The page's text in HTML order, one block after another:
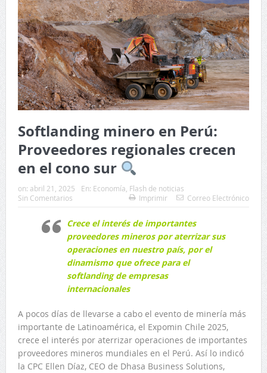
Softlanding minero en Perú:
Proveedores regionales crecen
en el cono sur
on: abril 21, 2025 En: Economía, Flash de noticias
Sin Comentarios
Imprimir Correo Electrónico
Crece el interés de importantes
proveedores mineros por aterrizar sus
operaciones en nuestro país, por el
dinamismo que ofrece para el
softlanding de empresas
internacionales
A pocos días de llevarse a cabo el evento de minería más
importante de Latinoamérica, el Expomin Chile 2025,
crece el interés por aterrizar operaciones de importantes
proveedores mineros mundiales en el Perú. Así lo indicó
la CPC Ellen Díaz, CEO de Dhasa Business Solutions,